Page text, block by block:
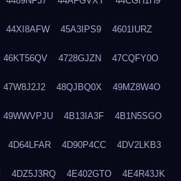
44XI8AFW 45A3IPS9 4601IURZ
46KT56QV 4728GJZN 47CQFY0O
47W8J2J2 48QJBQ0X 49MZ8W4O
49WWVPJU 4B13IA3F 4B1N5SGO
4D64LFAR 4D90P4CC 4DV2LKB3
4DZ5J3RQ 4E402GTO 4E4R43JK